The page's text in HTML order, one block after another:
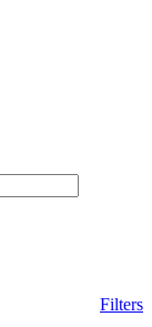
Filters